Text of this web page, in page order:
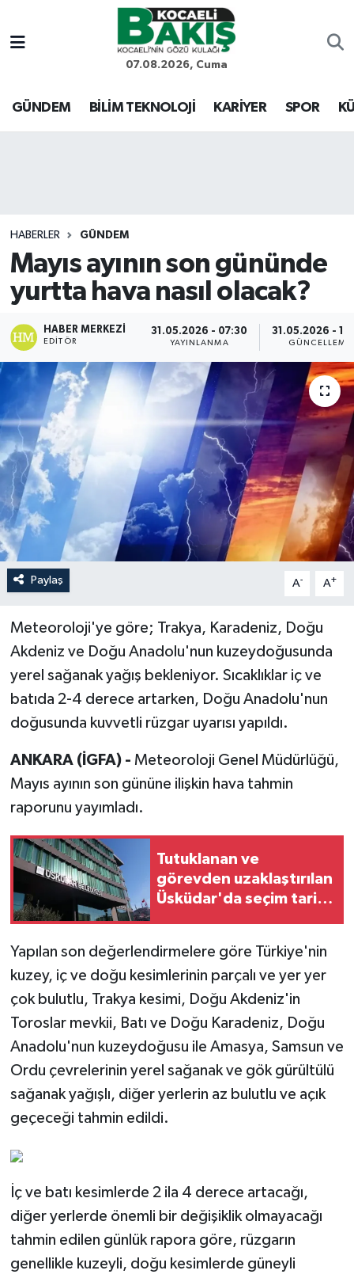
07.08.2026, Cuma
GÜNDEM BİLİM TEKNOLOJİ KARİYER SPOR
HABERLER GÜNDEM
Mayıs ayının son gününde
yurtta hava nasıl olacak?
HABER MERKEZI
EDITÖR
31.05.2026 - 07:30
YAYINLANMA
31.05.2026 -
GÜNCELLEME
Paylaş A- A+
Meteoroloji'ye göre; Trakya, Karadeniz, Doğu
Akdeniz ve Doğu Anadolu'nun kuzeydoğusunda
yerel sağanak yağış bekleniyor. Sıcaklıklar iç ve
batıda 2-4 derece artarken, Doğu Anadolu'nun
doğusunda kuvvetli rüzgar uyarısı yapıldı.
ANKARA (İGFA) - Meteoroloji Genel Müdürlüğü,
Mayıs ayının son gününe ilişkin hava tahmin
raporunu yayımladı.
Tutuklanan ve
görevden uzaklaştırılan
Üsküdar'da seçim tarihi
Yapılan son değerlendirmelere göre Türkiye'nin
kuzey, iç ve doğu kesimlerinin parçalı ve yer yer
çok bulutlu, Trakya kesimi, Doğu Akdeniz'in
Toroslar mevkii, Batı ve Doğu Karadeniz, Doğu
Anadolu'nun kuzeydoğusu ile Amasya, Samsun ve
Ordu çevrelerinin yerel sağanak ve gök gürültülü
sağanak yağışlı, diğer yerlerin az bulutlu ve açık
geçeceği tahmin edildi.
İç ve batı kesimlerde 2 ila 4 derece artacağı,
diğer yerlerde önemli bir değişiklik olmayacağı
tahmin edilen günlük rapora göre, rüzgarın
genellikle kuzeyli, doğu kesimlerde güneyli
Kocaeli Nöbetçi Eczaneler
Kocaeli Hava Durumu
Son Dakika Haberleri
Haber Arşivi